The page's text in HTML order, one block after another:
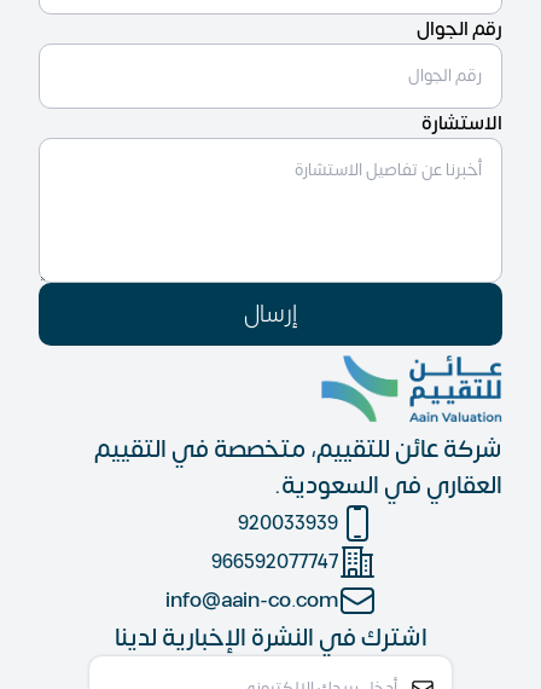
شركة عائن للتقييم، متخصصة في التقييم
العقاري في السعودية.
اشترك في النشرة الإخبارية لدينا
920033939
966592077747
info@aain-co.com
رقم الجوال
الاستشارة
إرسال